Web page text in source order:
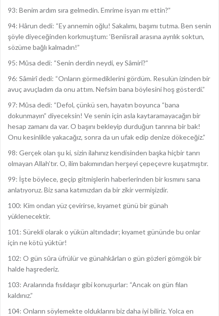
93: Benim ardım sıra gelmedin. Emrime isyan mı ettin?”
94: Hârun dedi: “Ey annemin oğlu! Sakalımı, başımı tutma. Ben senin
şöyle diyeceğinden korkmuştum: ‘Beniisrail arasına ayrılık soktun,
sözüme bağlı kalmadın!”
95: Mûsa dedi: “Senin derdin neydi, ey Sâmirî?”
96: Sâmirî dedi: “Onların görmediklerini gördüm. Resulün izinden bir
avuç avuçladım da onu attım. Nefsim bana böylesini hoş gösterdi.”
97: Mûsa dedi: “Defol, çünkü sen, hayatın boyunca “bana
dokunmayın” diyeceksin! Ve senin için asla kaytaramayacağın bir
hesap zamanı da var. O başını bekleyip durduğun tanrına bir bak!
Onu kesinlikle yakacağız, sonra da un ufak edip denize dökeceğiz.”
98: Gerçek olan şu ki, sizin ilahınız kendisinden başka hiçbir tanrı
olmayan Allah’tır. O, ilim bakımından herşeyi çepeçevre kuşatmıştır.
99: İşte böylece, geçip gitmişlerin haberlerinden bir kısmını sana
anlatıyoruz. Biz sana katımızdan da bir zikir vermişizdir.
100: Kim ondan yüz çevirirse, kıyamet günü bir günah
yüklenecektir.
101: Sürekli olarak o yükün altındadır; kıyamet gününde bu onlar
için ne kötü yüktür!
102: O gün sûra üfrülür ve günahkârları o gün gözleri gömgök bir
halde haşrederiz.
103: Aralarında fısıldaşır gibi konuşurlar: “Ancak on gün filan
kaldınız.”
104: Onların söylemekte olduklarını biz daha iyi biliriz. Yolca en